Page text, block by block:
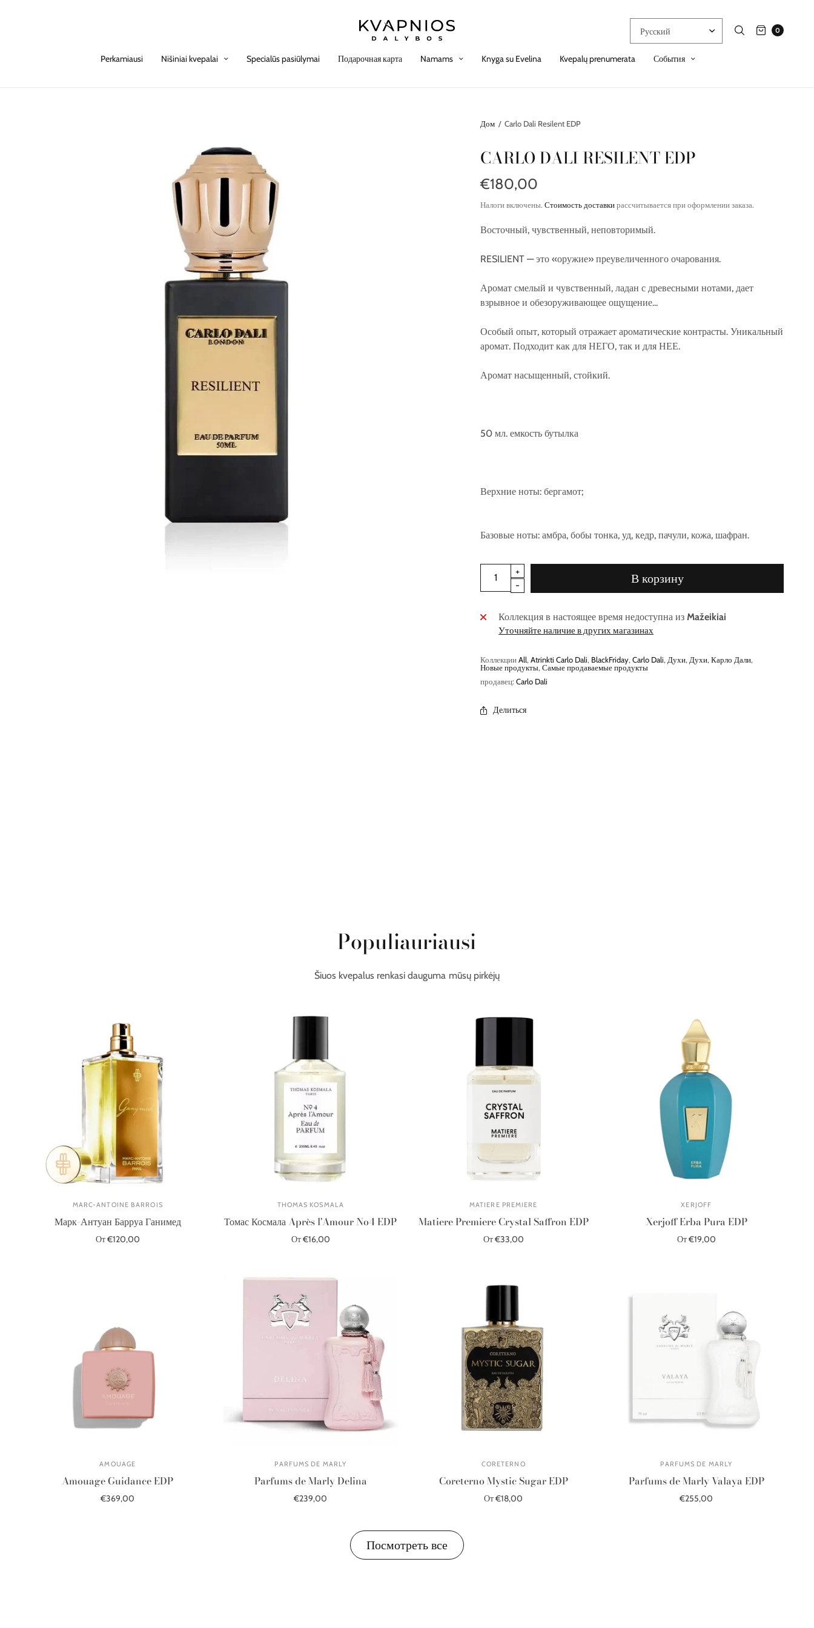
0
Perkamiausi Nišiniai kvepalai Specialūs pasiūlymai Подарочная карта Namams Knyga su Evelina Kvepalų prenumerata События
Дом / Carlo Dali Resilent EDP
CARLO DALI RESILENT EDP
€180,00
Налоги включены.Стоимость доставкирассчитывается при оформлении заказа.
Восточный, чувственный, неповторимый.
RESILIENT — это «оружие» преувеличенного очарования.
Аромат смелый и чувственный, ладан с древесными нотами, дает
взрывное и обезоруживающее ощущение...
Особый опыт, который отражает ароматические контрасты. Уникальный
аромат. Подходит как для НЕГО, так и для НЕЕ.
Аромат насыщенный, стойкий.
50 мл. емкость бутылка
Верхние ноты: бергамот;
Базовые ноты: амбра, бобы тонка, уд, кедр, пачули, кожа, шафран.
В корзину
Коллекция в настоящее время недоступна изMažeikiai
Уточняйте наличие в других магазинах
КоллекцииAll,Atrinkti Carlo Dali, BlackFriday,Carlo Dali, Духи, Духи,Карло Дали,
Новые продукты,Самые продаваемые продукты
продавец:Carlo Dali
Делиться
Populiauriausi
Šiuos kvepalus renkasi dauguma mūsų pirkėjų
MARC-ANTOINE BARROIS
Марк-Антуан Барруа Ганимед
От €120,00
THOMAS KOSMALA
Томас Космала Après l'Amour No4 EDP
От €16,00
MATIERE PREMIERE
Matiere Premiere Crystal Saffron EDP
От €33,00
XERJOFF
Xerjoff Erba Pura EDP
От €19,00
AMOUAGE
Amouage Guidance EDP
€369,00
PARFUMS DE MARLY
Parfums de Marly Delina
€239,00
CORETERNO
Coreterno Mystic Sugar EDP
От €18,00
PARFUMS DE MARLY
Parfums de Marly Valaya EDP
€255,00
Посмотреть все